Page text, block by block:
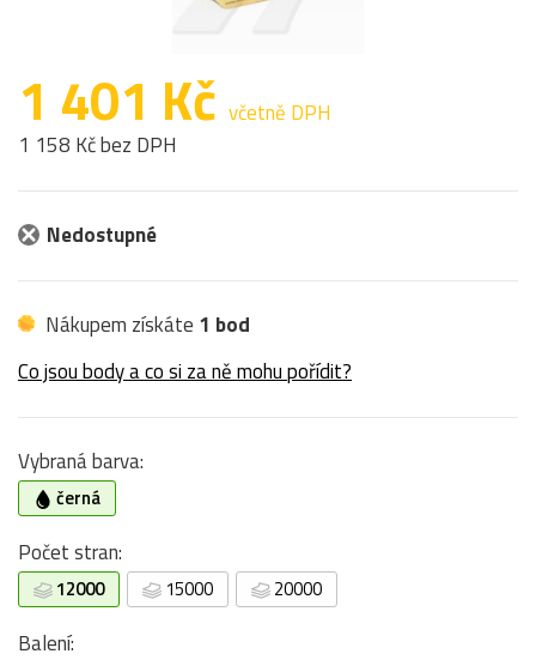
1 401 Kč včetně DPH
1 158 Kč bez DPH
Nedostupné
Nákupem získáte 1 bod
Co jsou body a co si za ně mohu pořídit?
Vybraná barva:
černá
Počet stran:
12000 15000 20000
Balení: